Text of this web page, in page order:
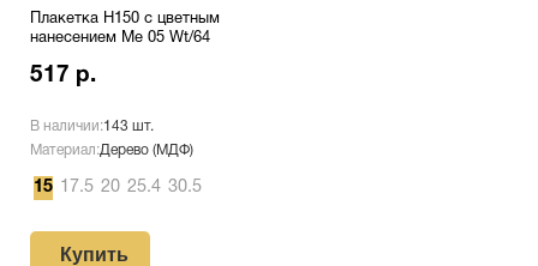
Плакетка H150 с цветным
нанесением Me 05 Wt/64
517 р.
В наличии:143 шт.
Материал:Дерево (МДФ)
15 17.5 20 25.4 30.5
Купить